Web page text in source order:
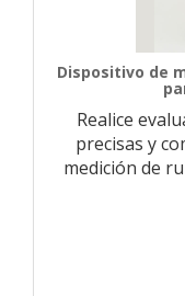
Dispositivo de
Realice
precisas y
medición de